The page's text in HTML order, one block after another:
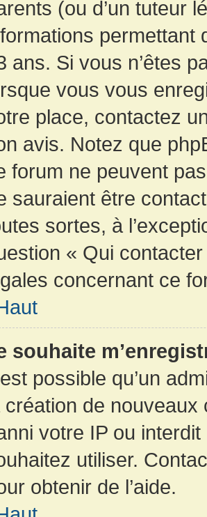
(ou d’un tuteur
permettant
ans. Si vous n’êtes
vous vous
place, contactez
avis. Notez que
forum ne peuvent
sauraient être
sortes, à
« Qui
concernant ce
souhaite
possible qu’un
création de
votre IP ou
utiliser.
obtenir de l’aide.